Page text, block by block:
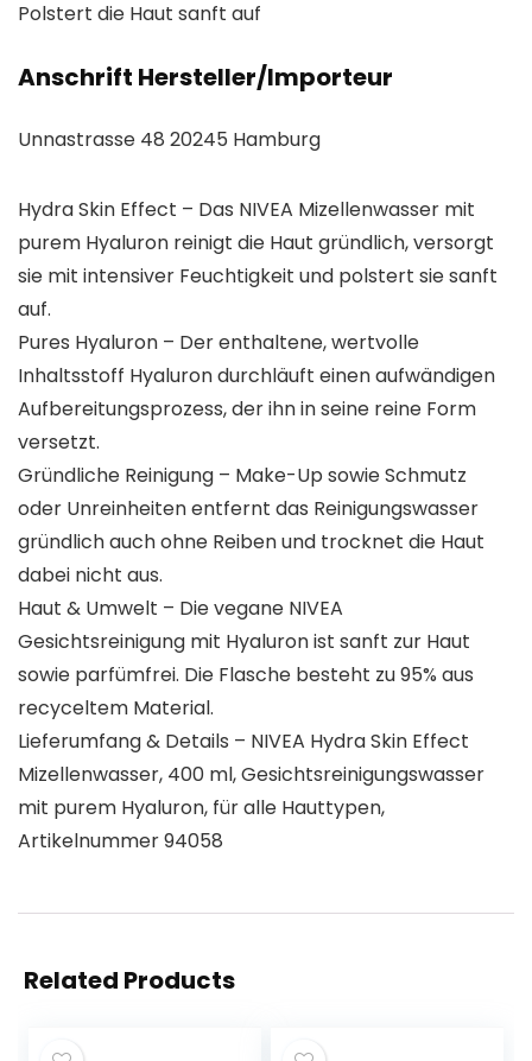
Polstert die Haut sanft auf
Anschrift Hersteller/Importeur
Unnastrasse 48 20245 Hamburg
Hydra Skin Effect – Das NIVEA Mizellenwasser mit
purem Hyaluron reinigt die Haut gründlich, versorgt
sie mit intensiver Feuchtigkeit und polstert sie sanft
auf.
Pures Hyaluron – Der enthaltene, wertvolle
Inhaltsstoff Hyaluron durchläuft einen aufwändigen
Aufbereitungsprozess, der ihn in seine reine Form
versetzt.
Gründliche Reinigung – Make-Up sowie Schmutz
oder Unreinheiten entfernt das Reinigungswasser
gründlich auch ohne Reiben und trocknet die Haut
dabei nicht aus.
Haut & Umwelt – Die vegane NIVEA
Gesichtsreinigung mit Hyaluron ist sanft zur Haut
sowie parfümfrei. Die Flasche besteht zu 95% aus
recyceltem Material.
Lieferumfang & Details – NIVEA Hydra Skin Effect
Mizellenwasser, 400 ml, Gesichtsreinigungswasser
mit purem Hyaluron, für alle Hauttypen,
Artikelnummer 94058
Related Products